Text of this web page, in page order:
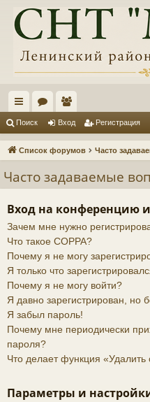
с
ы ум
ол
ьз
ат
ел
и
Поиск Вход Регистрация
Список форумов Часто
Часто задаваемые
Вход на конференцию
Зачем мне нужно
Что такое COPPA?
Почему я не могу
Я только что
Почему я не могу войти?
Я давно зарегистрирован, но
Я забыл пароль!
Почему мне периодически
пароля?
Что делает функция «Удалить
Параметры и